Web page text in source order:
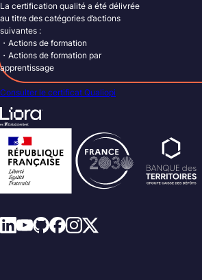
La certification qualité a été délivrée
au titre des catégories d’actions
suivantes :
・Actions de formation
・Actions de formation par
apprentissage
Consulter le certificat Qualiopi